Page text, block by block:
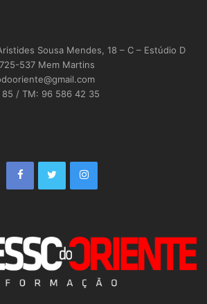
Sousa Mendes, 18 – C – Estúdio D
537 Mem Martins
85 / TM: 96 586 42 35